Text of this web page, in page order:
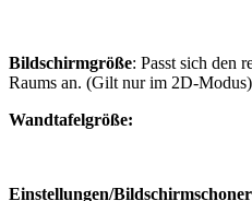
Bildschirmgröße: Passt sich den
Raums an. (Gilt nur im 2D-Modus)
Wandtafelgröße:
Einstellungen/